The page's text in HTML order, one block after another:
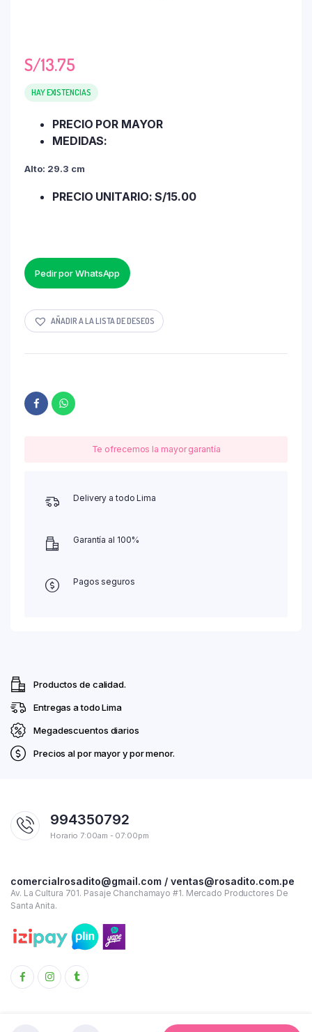
S/13.75
HAY EXISTENCIAS
PRECIO POR MAYOR
MEDIDAS:
Alto: 29.3 cm
PRECIO UNITARIO: S/15.00
Pedir por WhatsApp
AÑADIR A LA LISTA DE DESEOS
Te ofrecemos la mayor garantía
Delivery a todo Lima
Garantía al 100%
Pagos seguros
Productos de calidad.
Entregas a todo Lima
Megadescuentos diarios
Precios al por mayor y por menor.
994350792
Horario 7:00am - 07:00pm
comercialrosadito@gmail.com / ventas@rosadito.com.pe
Av. La Cultura 701. Pasaje Chanchamayo #1. Mercado Productores De
Santa Anita.